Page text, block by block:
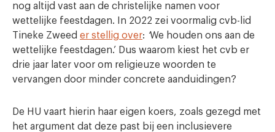
nog altijd vast aan de christelijke namen voor
wettelijke feestdagen. In 2022 zei voormalig cvb-lid
Tineke Zweed er stellig over: ‘We houden ons aan de
wettelijke feestdagen.’ Dus waarom kiest het cvb er
drie jaar later voor om religieuze woorden te
vervangen door minder concrete aanduidingen?
De HU vaart hierin haar eigen koers, zoals gezegd met
het argument dat deze past bij een inclusievere